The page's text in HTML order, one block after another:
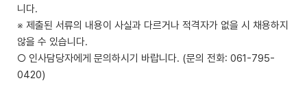
니다.
※ 제출된 서류의 내용이 사실과 다르거나 적격자가 없을 시 채용하지
않을 수 있습니다.
○ 인사담당자에게 문의하시기 바랍니다. (문의 전화: 061-795-
0420)